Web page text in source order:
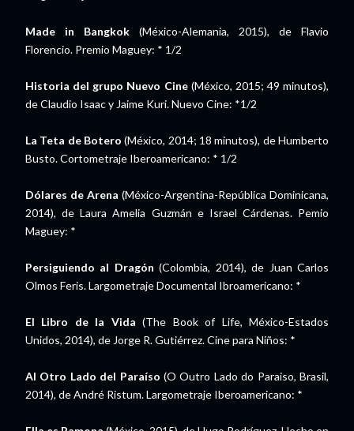
Made in Bangkok (México-Alemania, 2015), de Flavio
Florencio. Premio Maguey: * 1/2
Historia del grupo Nuevo Cine(México, 2015; 49 minutos),
de Claudio Isaac y Jaime Kuri. Nuevo Cine: *1/2
La Teta de Botero (México, 2014; 18 minutos), de Humberto
Busto. Cortometraje Iberoamericano: * 1/2
Dólares de Arena (México-Argentina-República Dominicana,
2014), de Laura Amelia Guzmán e Israel Cárdenas. Pemio
Maguey: *
Persiguiendo al Dragón(Colombia, 2014), de Juan Carlos
Olmos Feris. Largometraje Documental Ibroamericano: *
El Libro de la Vida (The Book of Life, México-Estados
Unidos, 2014), de Jorge R. Gutiérrez. Cine para Niños: *
Al Otro Lado del Paraíso (O Outro Lado do Paraiso, Brasil,
2014), de André Ristum. Largometraje Iberoamericano: *